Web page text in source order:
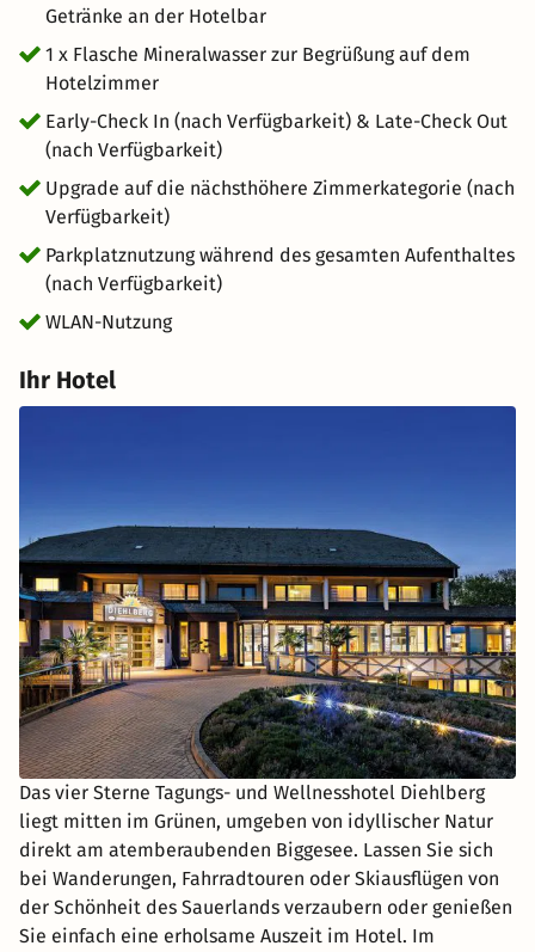
Getränke an der Hotelbar
1 x Flasche Mineralwasser zur Begrüßung auf dem
Hotelzimmer
Early-Check In (nach Verfügbarkeit) & Late-Check Out
(nach Verfügbarkeit)
Upgrade auf die nächsthöhere Zimmerkategorie (nach
Verfügbarkeit)
Parkplatznutzung während des gesamten Aufenthaltes
(nach Verfügbarkeit)
WLAN-Nutzung
Ihr Hotel
Das vier Sterne Tagungs- und Wellnesshotel Diehlberg
liegt mitten im Grünen, umgeben von idyllischer Natur
direkt am atemberaubenden Biggesee. Lassen Sie sich
bei Wanderungen, Fahrradtouren oder Skiausflügen von
der Schönheit des Sauerlands verzaubern oder genießen
Sie einfach eine erholsame Auszeit im Hotel. Im